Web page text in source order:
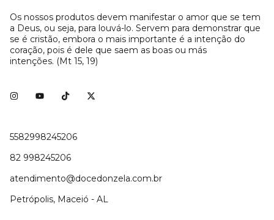
Os nossos produtos devem manifestar o amor que se tem
a Deus, ou seja, para louvá-lo. Servem para demonstrar que
se é cristão, embora o mais importante é a intenção do
coração, pois é dele que saem as boas ou más
intenções. (Mt 15, 19)
5582998245206
82 998245206
atendimento@docedonzela.com.br
Petrópolis, Maceió - AL